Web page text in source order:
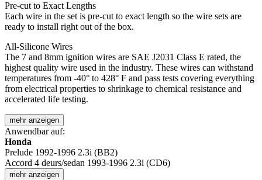
Pre-cut to Exact Lengths
Each wire in the set is pre-cut to exact length so the wire sets are
ready to install right out of the box.
All-Silicone Wires
The 7 and 8mm ignition wires are SAE J2031 Class E rated, the
highest quality wire used in the industry. These wires can withstand
temperatures from -40° to 428° F and pass tests covering everything
from electrical properties to shrinkage to chemical resistance and
accelerated life testing.
mehr anzeigen
Anwendbar auf:
Honda
Prelude 1992-1996 2.3i (BB2)
Accord 4 deurs/sedan 1993-1996 2.3i (CD6)
mehr anzeigen